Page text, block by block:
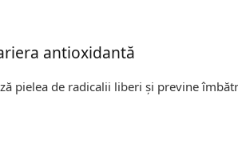
antioxidantă
pielea de radicalii liberi și previne